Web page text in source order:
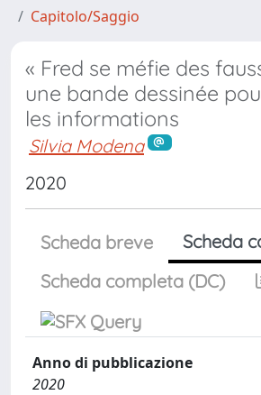
Capitolo/Saggio
« Fred se méfie des
une bande dessinée
les informations
Silvia Modena
2020
Scheda breve
Scheda
Scheda completa (DC)
Anno di pubblicazione
2020